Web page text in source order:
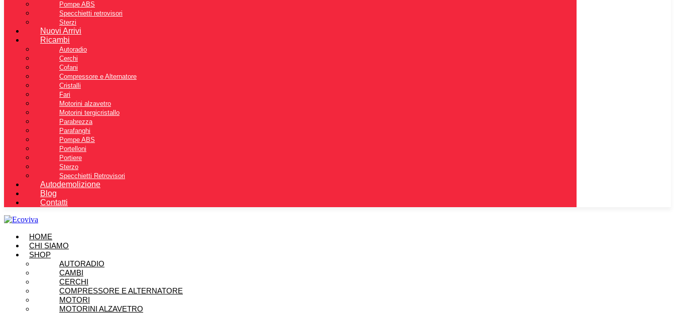
Pompe ABS
Specchietti retrovisori
Sterzi
Nuovi Arrivi
Ricambi
Autoradio
Cerchi
Cofani
Compressore e Alternatore
Cristalli
Fari
Motorini alzavetro
Motorini tergicristallo
Parabrezza
Parafanghi
Pompe ABS
Portelloni
Portiere
Sterzo
Specchietti Retrovisori
Autodemolizione
Blog
Contatti
HOME
CHI SIAMO
SHOP
AUTORADIO
CAMBI
CERCHI
COMPRESSORE E ALTERNATORE
MOTORI
MOTORINI ALZAVETRO